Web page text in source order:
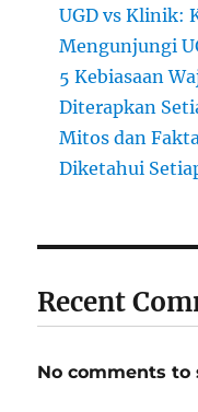
UGD vs Klinik:
Mengunjungi
5 Kebiasaan
Diterapkan
Mitos dan
Diketahui
Recent
No comments to